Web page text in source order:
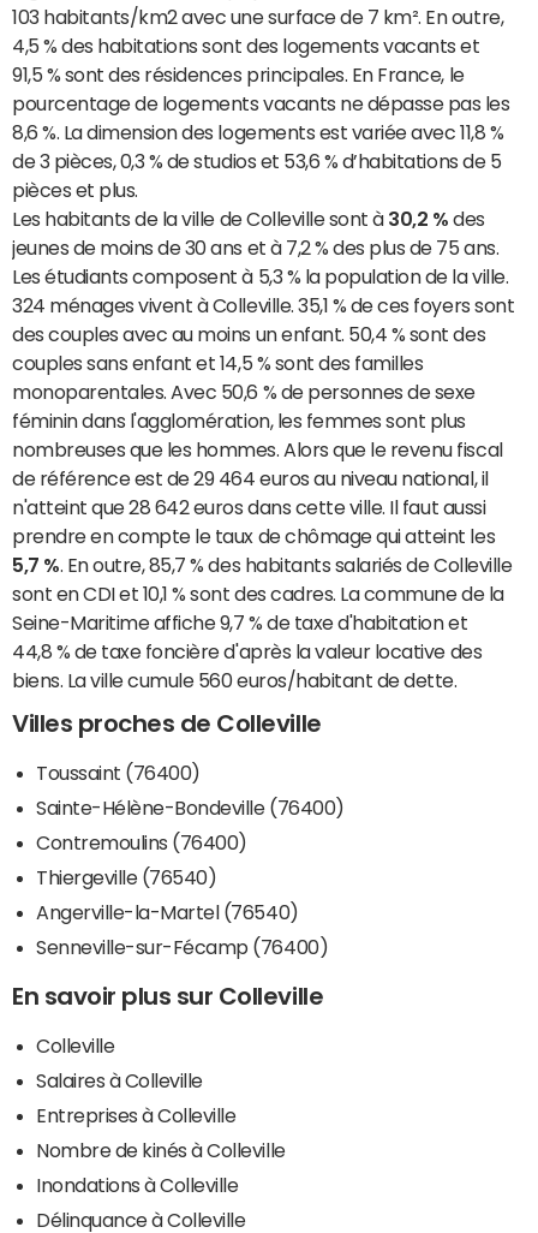
103 habitants/km2 avec une surface de 7 km². En outre,
4,5 % des habitations sont des logements vacants et
91,5 % sont des résidences principales. En France, le
pourcentage de logements vacants ne dépasse pas les
8,6 %. La dimension des logements est variée avec 11,8 %
de 3 pièces, 0,3 % de studios et 53,6 % d’habitations de 5
pièces et plus.
Les habitants de la ville de Colleville sont à 30,2 % des
jeunes de moins de 30 ans et à 7,2 % des plus de 75 ans.
Les étudiants composent à 5,3 % la population de la ville.
324 ménages vivent à Colleville. 35,1 % de ces foyers sont
des couples avec au moins un enfant. 50,4 % sont des
couples sans enfant et 14,5 % sont des familles
monoparentales. Avec 50,6 % de personnes de sexe
féminin dans l'agglomération, les femmes sont plus
nombreuses que les hommes. Alors que le revenu fiscal
de référence est de 29 464 euros au niveau national, il
n'atteint que 28 642 euros dans cette ville. Il faut aussi
prendre en compte le taux de chômage qui atteint les
5,7 % . En outre, 85,7 % des habitants salariés de Colleville
sont en CDI et 10,1 % sont des cadres. La commune de la
Seine-Maritime affiche 9,7 % de taxe d'habitation et
44,8 % de taxe foncière d'après la valeur locative des
biens. La ville cumule 560 euros/habitant de dette.
Villes proches de Colleville
Toussaint (76400)
Sainte-Hélène-Bondeville (76400)
Contremoulins (76400)
Thiergeville (76540)
Angerville-la-Martel (76540)
Senneville-sur-Fécamp (76400)
En savoir plus sur Colleville
Colleville
Salaires à Colleville
Entreprises à Colleville
Nombre de kinés à Colleville
Inondations à Colleville
Délinquance à Colleville